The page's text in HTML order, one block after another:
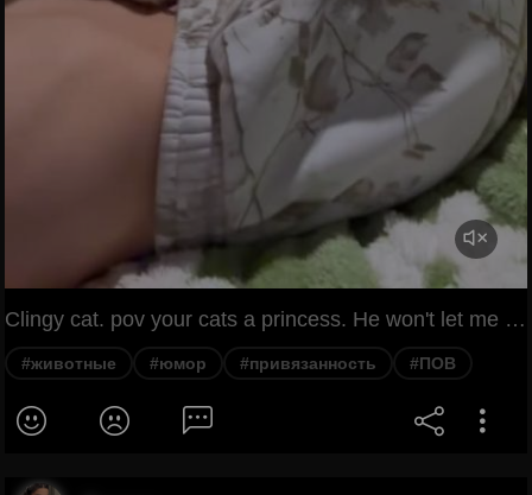
Clingy cat. pov your cats a princess. He won't let me go to work 😭. I'll be back later. This bath is so relaxing. He's Getting SO MUCH Faster 😂🤦. What? I'm catching you like this. how CJ acts when she doesnt get enough pets. she just like her mom, always wants to be in my business. I just got a kitten obviously and I love her so much but I've
#животные #юмор #привязанность #ПОВ